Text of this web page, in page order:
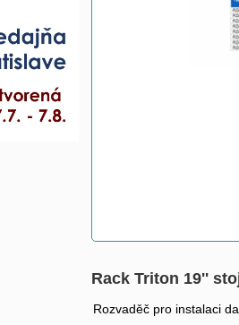
Rack Triton 19''
Rozvaděč pro instalaci